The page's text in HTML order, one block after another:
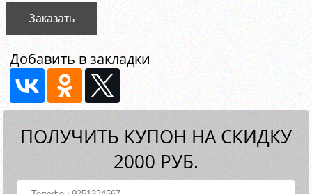
Заказать
Добавить в закладки
ПОЛУЧИТЬ КУПОН НА СКИДКУ
2000 РУБ.